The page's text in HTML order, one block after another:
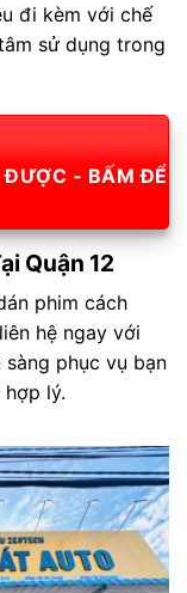
đi kèm với chế
sử dụng trong
ĐƯỢC - BẤM ĐỂ
Quận 12
phim cách
hệ ngay với
sàng phục vụ bạn
lý.